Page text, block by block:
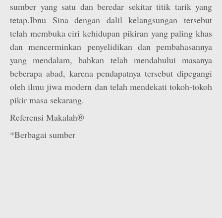
sumber yang satu dan beredar sekitar titik tarik yang
tetap.Ibnu Sina dengan dalil kelangsungan tersebut
telah membuka ciri kehidupan pikiran yang paling khas
dan mencerminkan penyelidikan dan pembahasannya
yang mendalam, bahkan telah mendahului masanya
beberapa abad, karena pendapatnya tersebut dipegangi
oleh ilmu jiwa modern dan telah mendekati tokoh-tokoh
pikir masa sekarang.
Referensi Makalah®
*Berbagai sumber